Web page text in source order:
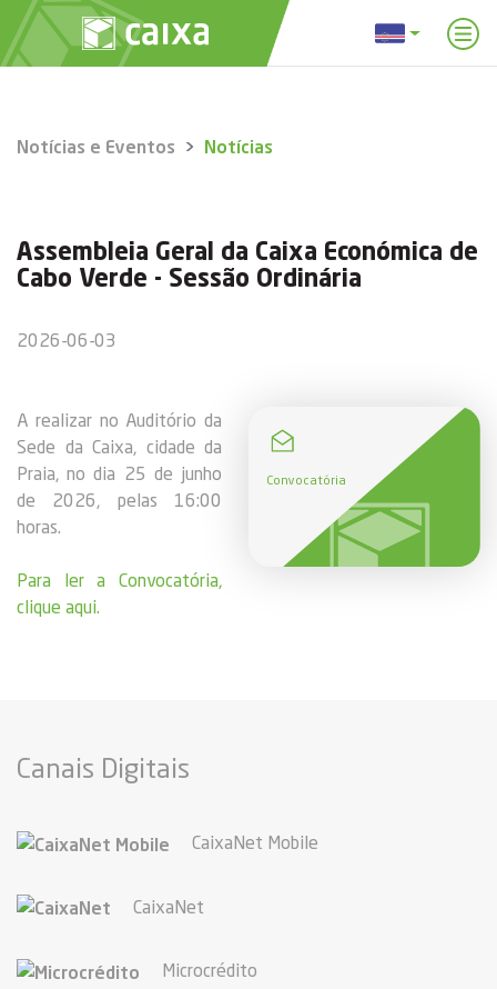
Notícias e Eventos Notícias
Assembleia Geral da Caixa Económica de
Cabo Verde - Sessão Ordinária
2026-06-03
Convocatória
A realizar no Auditório da
Sede da Caixa, cidade da
Praia, no dia 25 de junho
de 2026, pelas 16:00
horas.
Para ler a Convocatória,
clique aqui.
Canais Digitais
CaixaNet Mobile
CaixaNet
Microcrédito